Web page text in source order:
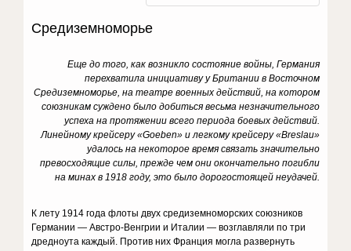
Средиземноморье
Еще до того, как возникло состояние войны, Германия
перехватила инициативу у Британии в Восточном
Средиземноморье, на театре военных действий, на котором
союзникам суждено было добиться весьма незначительного
успеха на протяжении всего периода боевых действий.
Линейному крейсеру «Goeben» и легкому крейсеру «Breslau»
удалось на некоторое время связать значительно
превосходящие силы, прежде чем они окончательно погибли
на минах в 1918 году, это было дорогостоящей неудачей.
К лету 1914 года флоты двух средиземноморских союзников
Германии — Австро-Венгрии и Италии — возглавляли по три
дредноута каждый. Против них Франция могла развернуть